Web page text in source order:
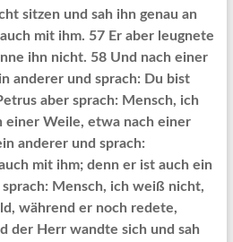
sitzen und sah ihn genau an
mit ihm. 57 Er aber leugnete
ihn nicht. 58 Und nach einer
anderer und sprach: Du bist
aber sprach: Mensch, ich
einer Weile, etwa nach einer
anderer und sprach:
mit ihm; denn er ist auch ein
Mensch, ich weiß nicht,
während er noch redete,
der Herr wandte sich und sah